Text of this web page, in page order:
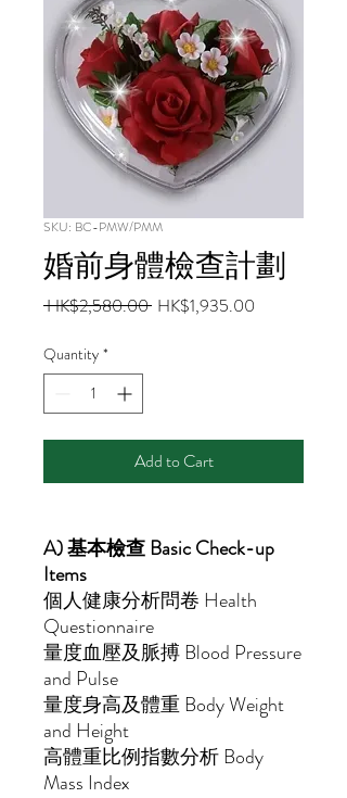
SKU: BC-PMW/PMM
婚前身體檢查計劃
HK$2,580.00 Regular
HK$1,935.00
Quantity *
Add to Cart
A)基本檢查Basic Check-up
Items
個人健康分析問卷 Health
Questionnaire
量度血壓及脈搏Blood Pressure
and Pulse
量度身高及體重Body Weight
and Height
高體重比例指數分析Body
Mass Index